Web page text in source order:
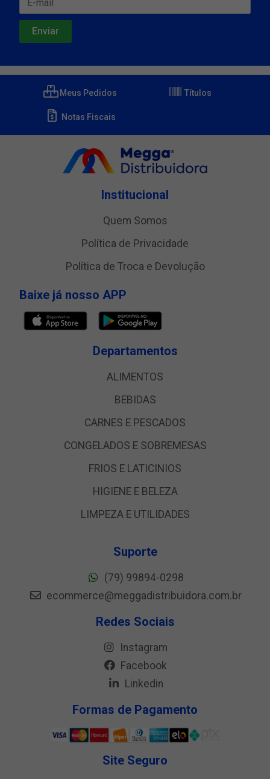
Meus Pedidos Títulos
Notas Fiscais
Institucional
Quem Somos
Política de Privacidade
Política de Troca e Devolução
Baixe já nosso APP
Departamentos
ALIMENTOS
BEBIDAS
CARNES E PESCADOS
CONGELADOS E SOBREMESAS
FRIOS E LATICINIOS
HIGIENE E BELEZA
LIMPEZA E UTILIDADES
Suporte
(79) 99894-0298
ecommerce@meggadistribuidora.com.br
Redes Sociais
Instagram
Facebook
Linkedin
Formas de Pagamento
Site Seguro